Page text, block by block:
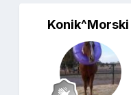
Konik^Morski